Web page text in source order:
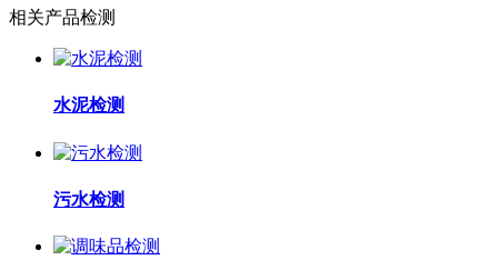
相关产品检测
水泥检测
污水检测